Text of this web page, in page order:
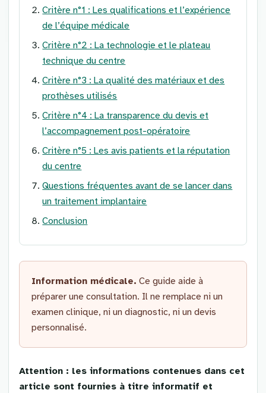
Critère n°1 : Les qualifications et l’expérience
de l’équipe médicale
Critère n°2 : La technologie et le plateau
technique du centre
Critère n°3 : La qualité des matériaux et des
prothèses utilisés
Critère n°4 : La transparence du devis et
l’accompagnement post-opératoire
Critère n°5 : Les avis patients et la réputation
du centre
Questions fréquentes avant de se lancer dans
un traitement implantaire
Conclusion
Information médicale. Ce guide aide à
préparer une consultation. Il ne remplace ni un
examen clinique, ni un diagnostic, ni un devis
personnalisé.
Attention : les informations contenues dans cet
article sont fournies à titre informatif et